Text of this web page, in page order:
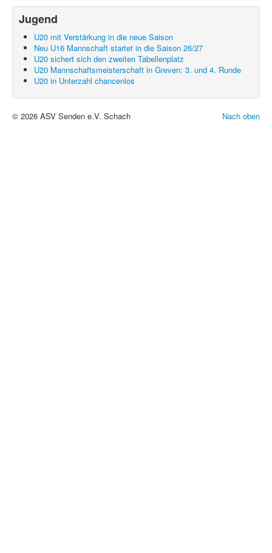
Jugend
U20 mit Verstärkung in die neue Saison
Neu U16 Mannschaft startet in die Saison 26/27
U20 sichert sich den zweiten Tabellenplatz
U20 Mannschaftsmeisterschaft in Greven: 3. und 4. Runde
U20 in Unterzahl chancenlos
Nach oben
© 2026 ASV Senden e.V. Schach